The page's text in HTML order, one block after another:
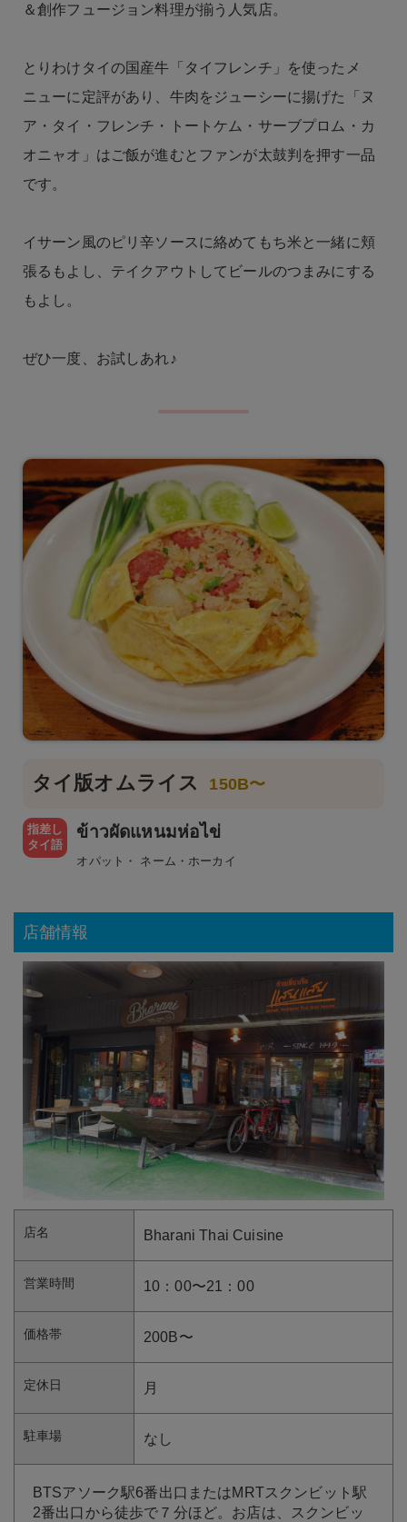
＆創作フュージョン料理が揃う人気店。
とりわけタイの国産牛「タイフレンチ」を使ったメ
ニューに定評があり、牛肉をジューシーに揚げた「ヌ
ア・タイ・フレンチ・トートケム・サーブプロム・カ
オニャオ」はご飯が進むとファンが太鼓判を押す一品
です。
イサーン風のピリ辛ソースに絡めてもち米と一緒に頬
張るもよし、テイクアウトしてビールのつまみにする
もよし。
ぜひ一度、お試しあれ♪
タイ版オムライス 150B〜
指差し
タイ語
ข้าวผัดแหนมห่อไข่
オパット・ ネーム・ホーカイ
店舗情報
店名 Bharani Thai Cuisine
営業時間 10：00〜21：00
価格帯 200B〜
定休日 月
駐車場 なし
BTSアソーク駅6番出口またはMRTスクンビット駅
2番出口から徒歩で７分ほど。お店は、スクンビッ